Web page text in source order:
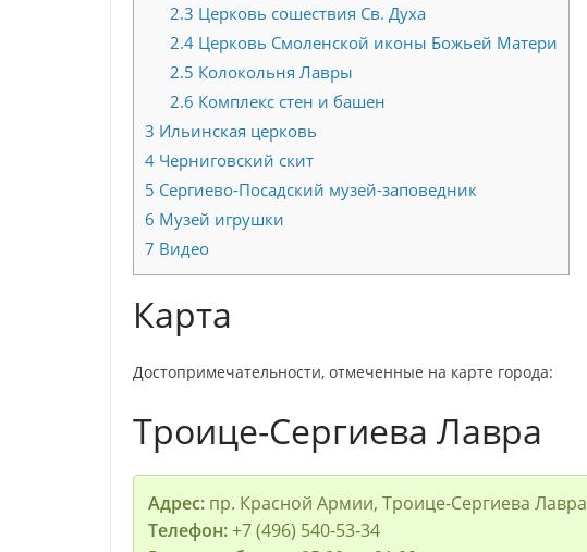
2.3 Церковь сошествия Св. Духа
2.4Церковь Смоленской иконы Божьей Матери
2.5 Колокольня Лавры
2.6 Комплекс стен и башен
3 Ильинская церковь
4 Черниговский скит
5 Сергиево-Посадский музей-заповедник
6 Музей игрушки
7 Видео
Карта
Достопримечательности, отмеченные на карте города:
Троице-Сергиева Лавра
Адрес: пр. Красной Армии, Троице-Сергиева Лавра
Телефон:+7 (496) 540-53-34